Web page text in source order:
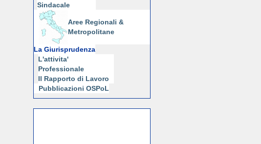
Sindacale
Aree Regionali &
Metropolitane
La Giurisprudenza
L'attivita'
Professionale
Il Rapporto di Lavoro
Pubblicazioni OSPoL